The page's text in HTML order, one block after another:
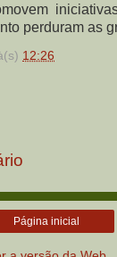
perduram as
12:26
Página inicial